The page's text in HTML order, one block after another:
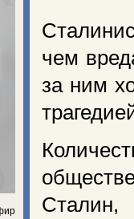
чем
за ним
Сталин,